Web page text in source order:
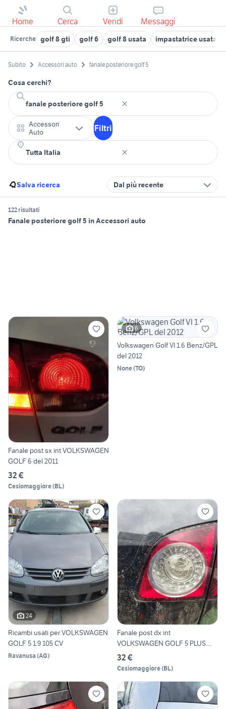
Home Cerca Vendi Messaggi
Ricerche golf 8 gti golf 6 golf 8 usata impastatrice usata 5
Subito Accessori auto fanale posteriore golf 5
Cosa cerchi?
Accessori
Auto
Filtri
Salva ricerca Dal più recente
122 risultati
Fanale posteriore golf 5 in Accessori auto
Fanale post sx int VOLKSWAGEN
GOLF 6 del 2011
32 €
Cesiomaggiore(BL)
6
Volkswagen Golf VI 1.6 Benz/GPL
del 2012
None(TO)
24
Ricambi usati per VOLKSWAGEN
GOLF 5 1.9 105 CV
Ravanusa (AG)
Fanale post dx int
VOLKSWAGEN GOLF 5 PLUS
2006
32 €
Cesiomaggiore(BL)